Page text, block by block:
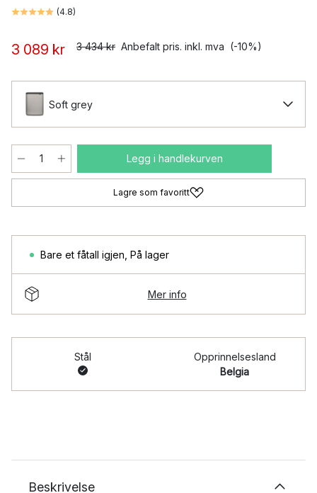
(4.8)
3 089 kr 3 434 kr Anbefalt pris. inkl. mva (-10%)
Soft grey
Legg i handlekurven
Lagre som favoritt
Bare et fåtall igjen På lager
Mer info
Stål
Opprinnelsesland
Belgia
Beskrivelse